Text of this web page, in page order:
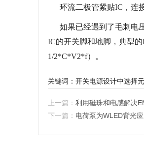
环流二极管紧贴IC，连
如果已经遇到了毛刺电压
IC的开关脚和地脚，典型的
1/2*C*V2*f）。
关键词： 开关电源设计中选择
上一篇： 利用磁珠和电感解决
下一篇： 电荷泵为WLED背光